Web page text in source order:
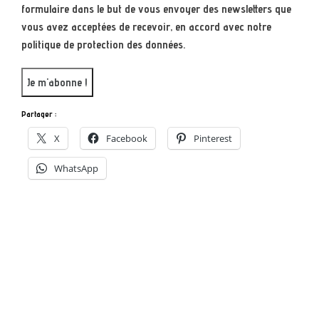
formulaire dans le but de vous envoyer des newsletters que
vous avez acceptées de recevoir, en accord avec notre
politique de protection des données.
Partager :
X Facebook Pinterest
WhatsApp